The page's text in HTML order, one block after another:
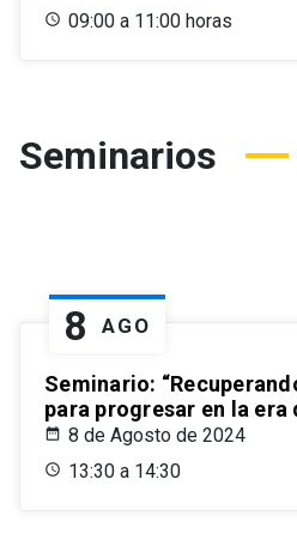
09:00 a 11:00 horas
Seminarios
8 AGO
Seminario:
para progresar en la era
8 de Agosto de 2024
13:30 a 14:30